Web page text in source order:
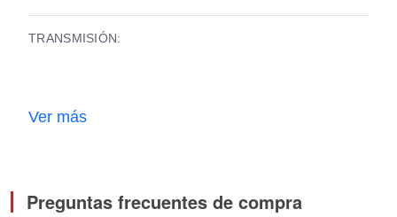
TRANSMISIÓN:
Ver más
Preguntas frecuentes de compra